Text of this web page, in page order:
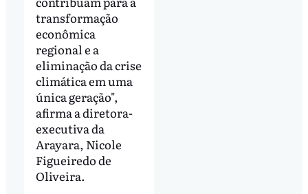
transformação
econômica
regional e a
eliminação da crise
climática em uma
única geração",
afirma a diretora-
executiva da
Arayara, Nicole
Figueiredo de
Oliveira.